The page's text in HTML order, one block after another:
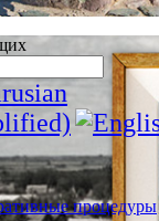
процедуры